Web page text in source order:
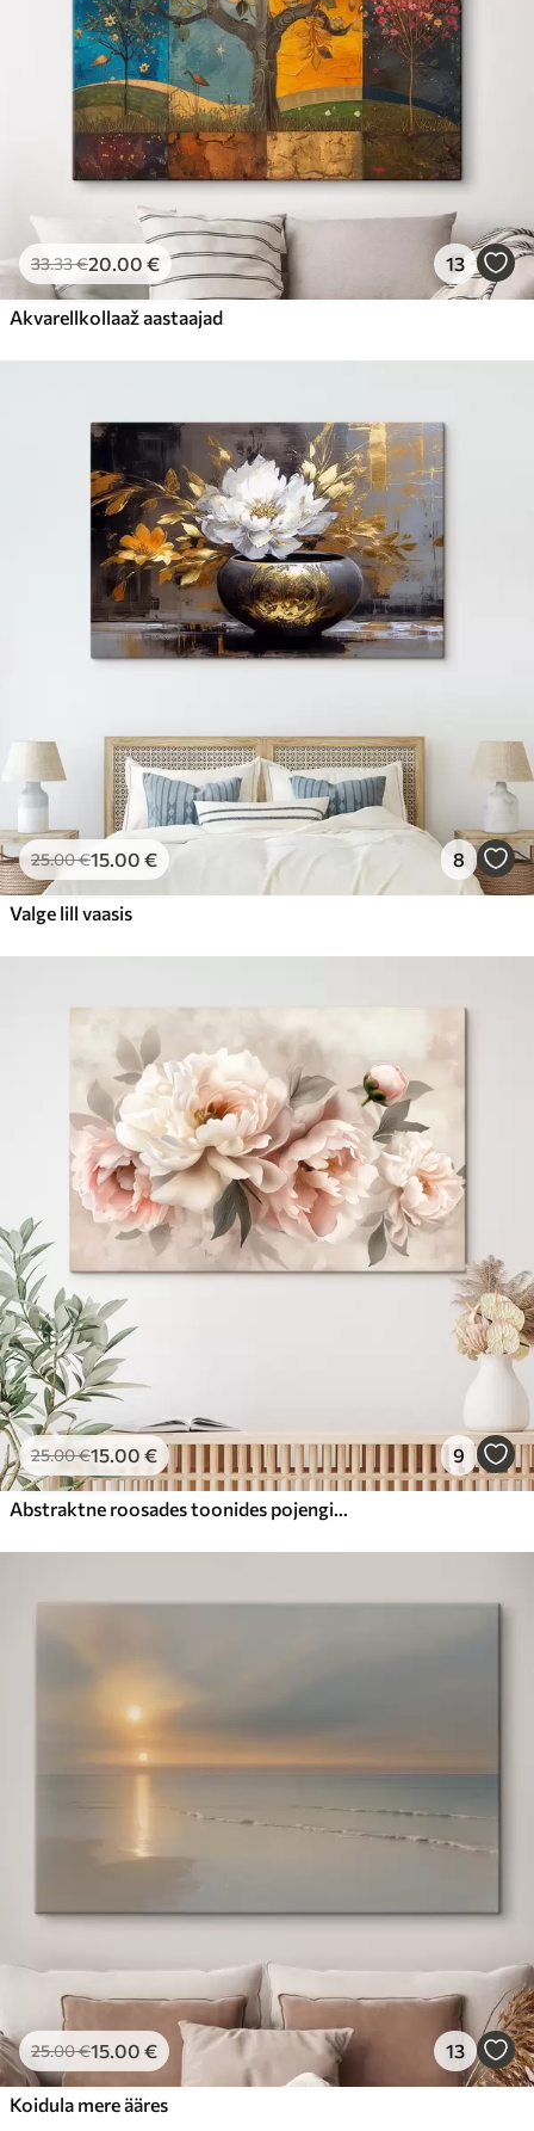
33.33€20.00 € 13
Akvarellkollaaž aastaajad
25.00€15.00 € 8
Valge lill vaasis
25.00€15.00 € 9
Abstraktne roosades toonides pojengide kimp
25.00€15.00 € 13
Koidula mere ääres